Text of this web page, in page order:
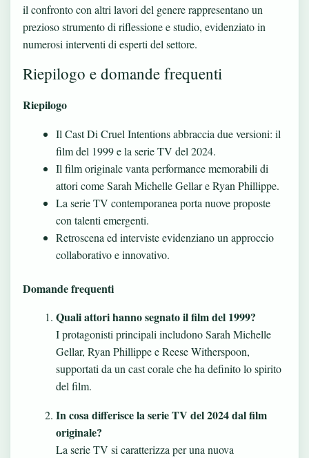
il confronto con altri lavori del genere rappresentano un
prezioso strumento di riflessione e studio, evidenziato in
numerosi interventi di esperti del settore.
Riepilogo e domande frequenti
Riepilogo
Il Cast Di Cruel Intentions abbraccia due versioni: il
film del 1999 e la serie TV del 2024.
Il film originale vanta performance memorabili di
attori come Sarah Michelle Gellar e Ryan Phillippe.
La serie TV contemporanea porta nuove proposte
con talenti emergenti.
Retroscena ed interviste evidenziano un approccio
collaborativo e innovativo.
Domande frequenti
Quali attori hanno segnato il film del 1999?
I protagonisti principali includono Sarah Michelle
Gellar, Ryan Phillippe e Reese Witherspoon,
supportati da un cast corale che ha definito lo spirito
del film.
In cosa differisce la serie TV del 2024 dal film
originale?
La serie TV si caratterizza per una nuova